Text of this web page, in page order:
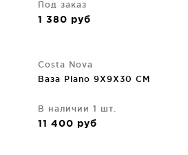
Под заказ
1 380 руб
Costa Nova
Ваза Plano 9X9X30 CM
В наличии 1 шт.
11 400 руб